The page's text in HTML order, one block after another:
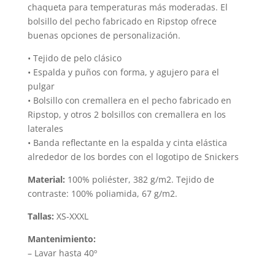
chaqueta para temperaturas más moderadas. El
bolsillo del pecho fabricado en Ripstop ofrece
buenas opciones de personalización.
• Tejido de pelo clásico
• Espalda y puños con forma, y agujero para el
pulgar
• Bolsillo con cremallera en el pecho fabricado en
Ripstop, y otros 2 bolsillos con cremallera en los
laterales
• Banda reflectante en la espalda y cinta elástica
alrededor de los bordes con el logotipo de Snickers
Material: 100% poliéster, 382 g/m2. Tejido de
contraste: 100% poliamida, 67 g/m2.
Tallas: XS-XXXL
Mantenimiento:
– Lavar hasta 40º